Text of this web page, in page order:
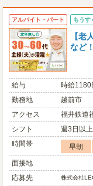
アルバイト・パート もうす
【老
など
給与
時給1180
勤務地
越前市
アクセス
福井鉄道
シフト
週3日以上
時間帯
早朝
面接地
応募先
株式会社